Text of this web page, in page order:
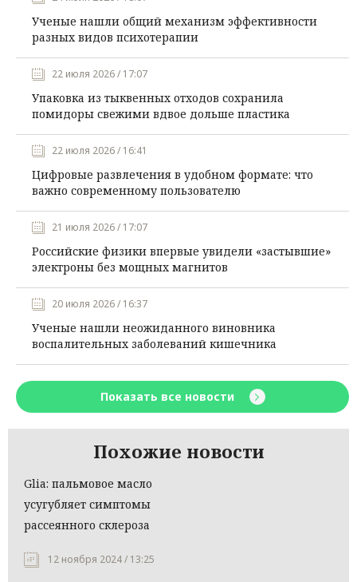
Ученые нашли общий механизм эффективности
разных видов психотерапии
22 июля 2026 / 17:07
Упаковка из тыквенных отходов сохранила
помидоры свежими вдвое дольше пластика
22 июля 2026 / 16:41
Цифровые развлечения в удобном формате: что
важно современному пользователю
21 июля 2026 / 17:07
Российские физики впервые увидели «застывшие»
электроны без мощных магнитов
20 июля 2026 / 16:37
Ученые нашли неожиданного виновника
воспалительных заболеваний кишечника
Показать все новости
Похожие новости
Glia: пальмовое масло
усугубляет симптомы
рассеянного склероза
12 ноября 2024 / 13:25